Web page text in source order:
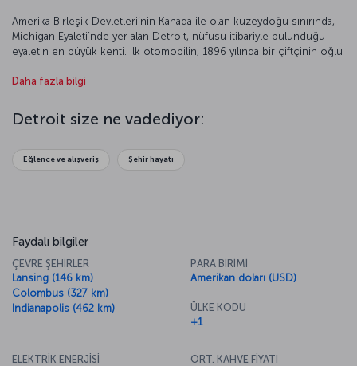
Amerika Birleşik Devletleri’nin Kanada ile olan kuzeydoğu sınırında,
Michigan Eyaleti’nde yer alan Detroit, nüfusu itibariyle bulunduğu
eyaletin en büyük kenti. İlk otomobilin, 1896 yılında bir çiftçinin oğlu
dünyada motor kent olarak anılıyor. Amerikalı ünlü sanatçılarının en
doğduğu kent olarak biliniyor. Detroit, ABD’deki Afrika-Amerika
kültürünü en iyi hissedeceğiniz yerlerden biri. Farklı deneyimler
Daha fazla bilgi
Detroit size ne vadediyor:
Eğlence ve alışveriş Şehir hayatı
Faydalı bilgiler
ÇEVRE ŞEHİRLER
Lansing (146 km)
Colombus (327 km)
Indianapolis (462 km)
PARA BİRİMİ
Amerikan doları (USD)
ÜLKE KODU
+1
ELEKTRİK ENERJİSİ
ORT. KAHVE FİYATI